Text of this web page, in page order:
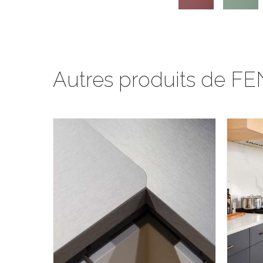
Autres produits de